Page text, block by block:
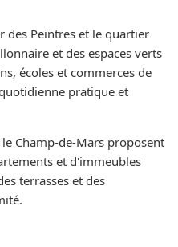
des Peintres et le quartier
et des espaces verts
écoles et commerces de
pratique et
Champ-de-Mars proposent
et d'immeubles
terrasses et des